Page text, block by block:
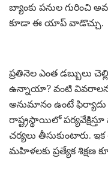
బ్యాంకు పనుల గురించి
కూడా ఈ యాప్ వాడొచ్చు.
ప్రతినెల ఎంత డబ్బులు
ఉన్నాయా? వంటి వివరాలను
అనుమానం ఉంటే
రాష్ట్రస్థాయిలో
చర్యలు
మహిళలకు ప్రత్యేక శిక్షణ